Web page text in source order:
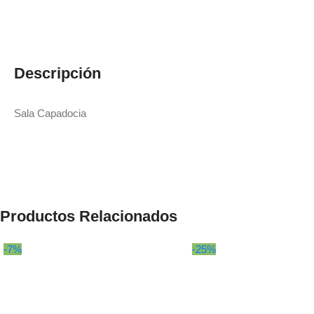
Descripción
Sala Capadocia
Productos Relacionados
-7% -25%